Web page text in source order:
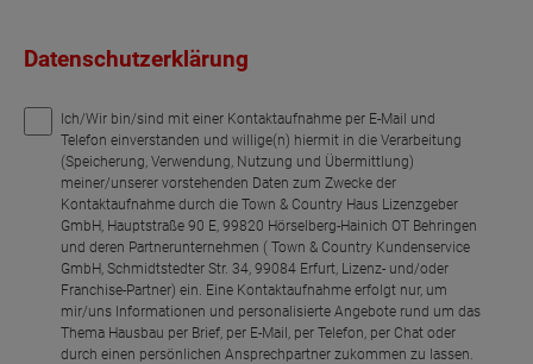
Datenschutzerklärung
Ich/Wir bin/sind mit einer Kontaktaufnahme per E-Mail und
Telefon einverstanden und willige(n) hiermit in die Verarbeitung
(Speicherung, Verwendung, Nutzung und Übermittlung)
meiner/unserer vorstehenden Daten zum Zwecke der
Kontaktaufnahme durch die Town & Country Haus Lizenzgeber
GmbH, Hauptstraße 90 E, 99820 Hörselberg-Hainich OT Behringen
und deren Partnerunternehmen ( Town & Country Kundenservice
GmbH, Schmidtstedter Str. 34, 99084 Erfurt, Lizenz- und/oder
Franchise-Partner) ein. Eine Kontaktaufnahme erfolgt nur, um
mir/uns Informationen und personalisierte Angebote rund um das
Thema Hausbau per Brief, per E-Mail, per Telefon, per Chat oder
durch einen persönlichen Ansprechpartner zukommen zu lassen.